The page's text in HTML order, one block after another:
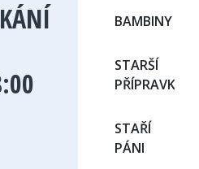
BAMBINY
STARŠÍ
PŘÍPRAVKA
STAŘÍ
PÁNI